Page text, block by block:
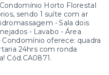
Horto Florestal
sendo 1 suíte com ar
- Sala dois
- Lavabo - Área
oferece: quadra
24hrs com ronda
Cód.CA0871.